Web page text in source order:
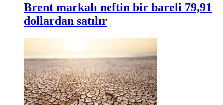
Brent markalı neftin bir bareli 79,91
dollardan satılır